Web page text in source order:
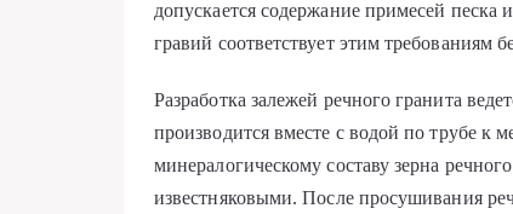
допускается содержание примесей
гравий соответствует этим требованиям
Разработка залежей речного гранита
производится вместе с водой по трубе к
минералогическому составу зерна
известняковыми. После просушивания